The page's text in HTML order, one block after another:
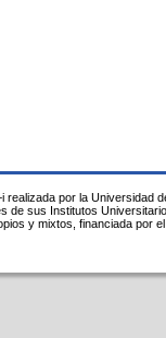
realizada por la Universidad
de sus Institutos
y mixtos, financiada por